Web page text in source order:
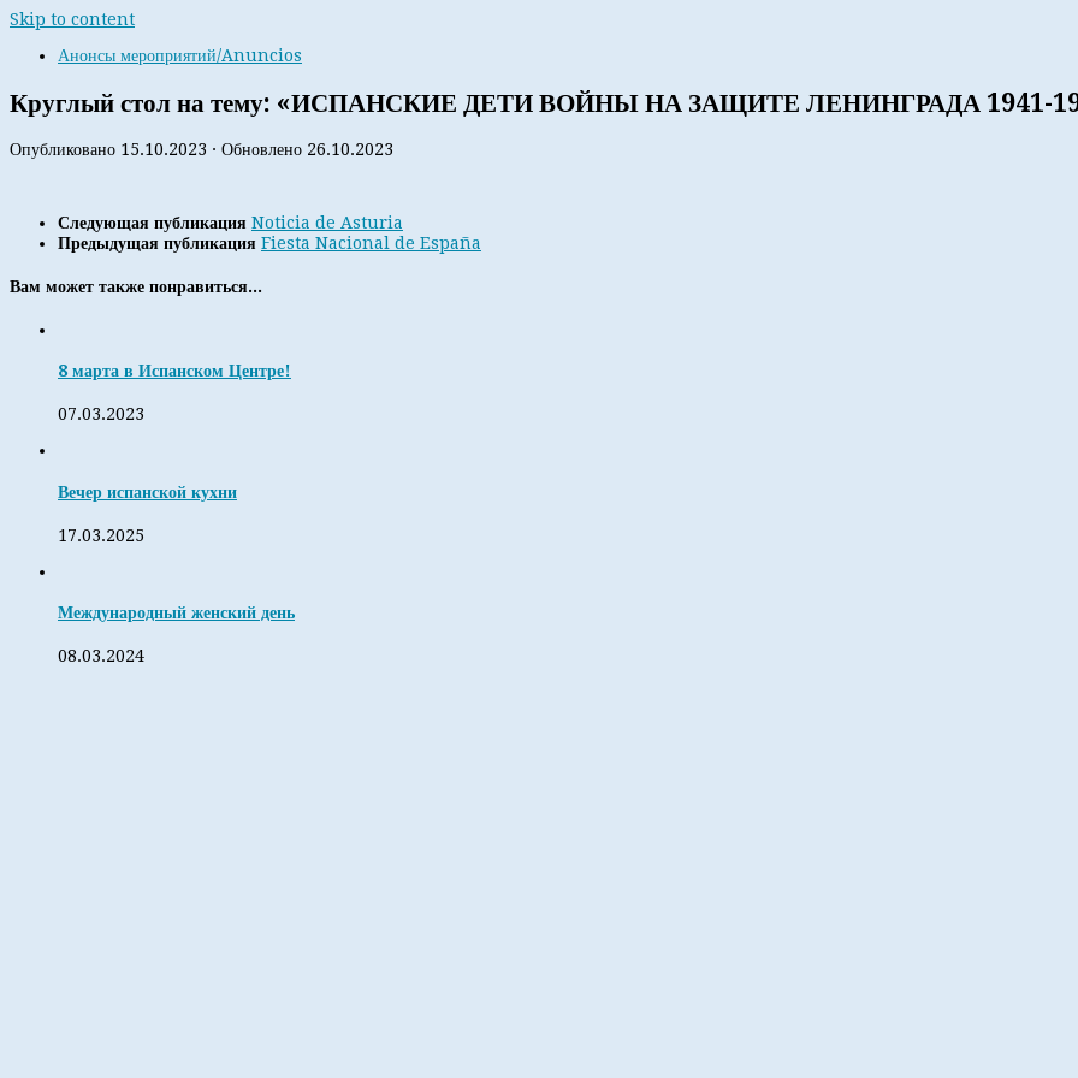
Skip to content
Анонсы мероприятий/Anuncios
Круглый стол на тему: «ИСПАНСКИЕ ДЕТИ ВОЙНЫ НА ЗАЩИТЕ ЛЕНИНГРАДА 1941-
Опубликовано 15.10.2023 · Обновлено 26.10.2023
Следующая публикация Noticia de Asturia
Предыдущая публикация Fiesta Nacional de España
Вам может также понравиться...
8 марта в Испанском Центре!
07.03.2023
Вечер испанской кухни
17.03.2025
Международный женский день
08.03.2024